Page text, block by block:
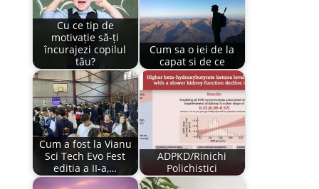
Cu ce tip de
motivație să-ți
încurajezi copilul
tău?
Cum sa o iei de la
capat si de ce
Cum a fost la Vianu
Sci Tech Evo Fest
editia a II-a,…
ADPKD/Rinichi
Polichistici